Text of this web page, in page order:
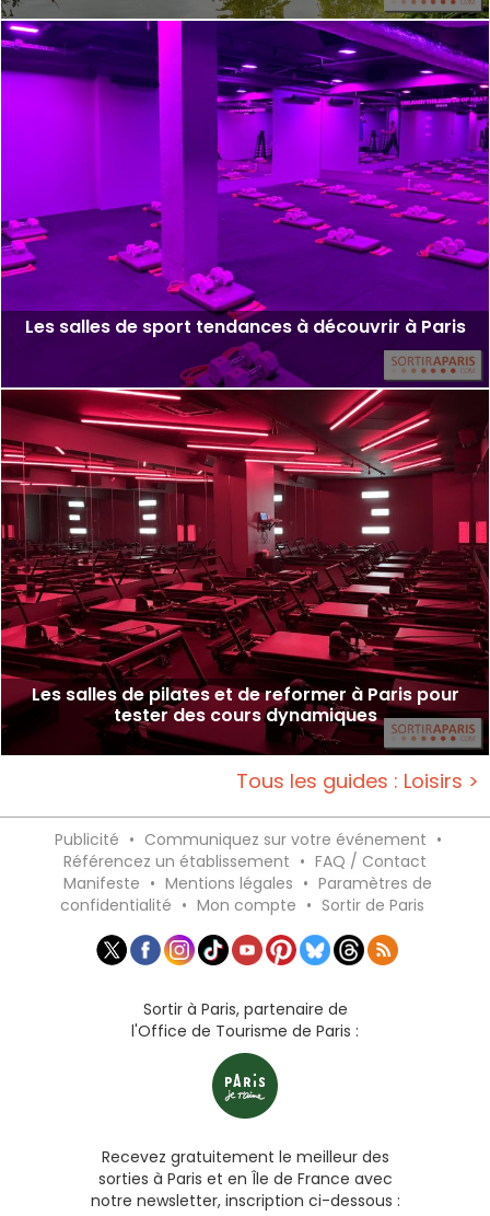
Les salles de sport tendances à découvrir à Paris
Les salles de pilates et de reformer à Paris pour
tester des cours dynamiques
Tous les guides : Loisirs >
Publicité • Communiquez sur votre événement •
Référencez un établissement • FAQ / Contact
Manifeste • Mentions légales • Paramètres de
confidentialité • Mon compte • Sortir de Paris
Sortir à Paris, partenaire de
l'Office de Tourisme de Paris :
Recevez gratuitement le meilleur des
sorties à Paris et en Île de France avec
notre newsletter, inscription ci-dessous :